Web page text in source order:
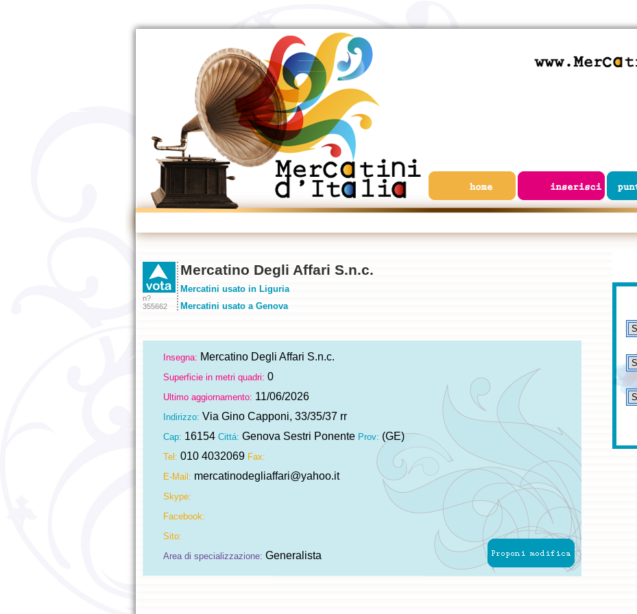
n?
355662
Mercatino Degli Affari S.n.c.
Mercatini usato in Liguria
Mercatini usato a Genova
Insegna: Mercatino Degli Affari S.n.c.
Superficie in metri quadri: 0
Ultimo aggiornamento: 11/06/2026
Indirizzo: Via Gino Capponi, 33/35/37 rr
Cap: 16154 Cittá: Genova Sestri Ponente Prov: (GE)
Tel: 010 4032069 Fax:
E-Mail: mercatinodegliaffari@yahoo.it
Skype:
Facebook:
Sito:
Area di specializzazione: Generalista